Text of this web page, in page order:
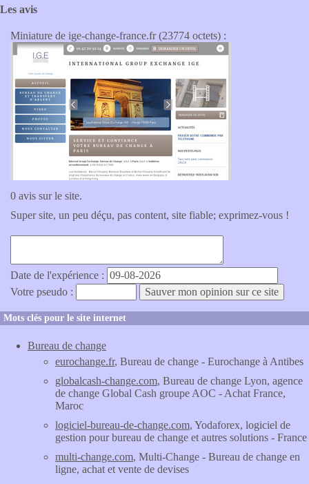
Les avis
Miniature de ige-change-france.fr (23774 octets) :
0 avis sur le site.
Super site, un peu déçu, pas content, site fiable; exprimez-vous !
Date de l'expérience :
Votre pseudo :
Mots clés pour le site internet
Bureau de change
eurochange.fr, Bureau de change - Eurochange à Antibes
globalcash-change.com, Bureau de change Lyon, agence
de change Global Cash groupe AOC - Achat France,
Maroc
logiciel-bureau-de-change.com, Yodaforex, logiciel de
gestion pour bureau de change et autres solutions - France
multi-change.com, Multi-Change - Bureau de change en
ligne, achat et vente de devises